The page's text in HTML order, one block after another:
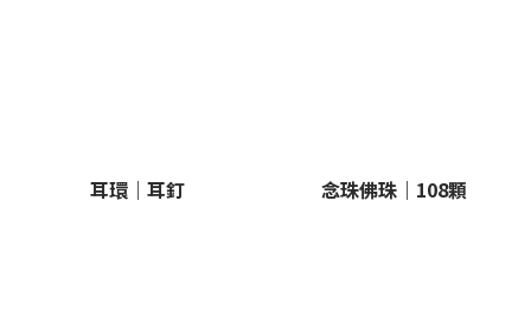
耳環｜耳釘 念珠佛珠｜108顆